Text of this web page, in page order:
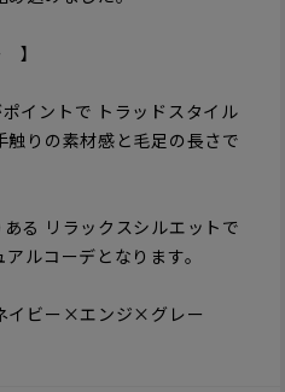
】
イントで トラッドスタイル
触りの素材感と毛足の長さで
る リラックスシルエットで
ルコーデとなります。
イビー×エンジ×グレー